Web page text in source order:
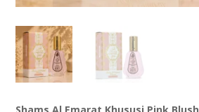
Shams Al Emarat Khususi Pink Blush